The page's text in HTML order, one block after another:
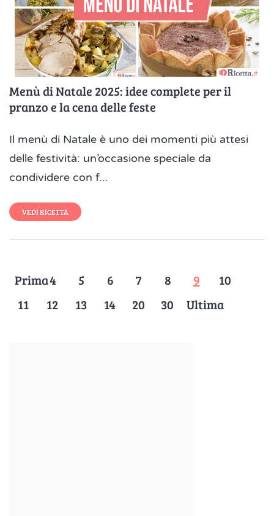
Menù di Natale 2025: idee complete per il
pranzo e la cena delle feste
Il menù di Natale è uno dei momenti più attesi
delle festività: un’occasione speciale da
condividere con f...
VEDI RICETTA
Prima4 5 6 7 8 9
10
11
12 13 14 20 30 Ultima